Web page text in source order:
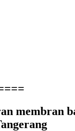
membran